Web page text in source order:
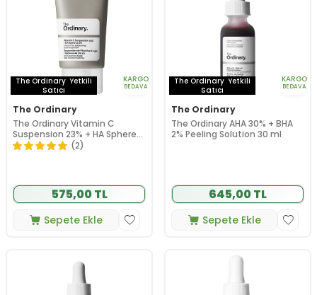
The Ordinary Yetkili
Satıcı
KARGO
BEDAVA
The Ordinary
The Ordinary Vitamin C
Suspension 23% + HA Spheres
2% C Vitamini Solüsyonu 30
(2)
575,00 TL
Sepete Ekle
The Ordinary Yetkili
Satıcı
KARGO
BEDAVA
The Ordinary
The Ordinary AHA 30% + BHA
2% Peeling Solution 30 ml
645,00 TL
Sepete Ekle